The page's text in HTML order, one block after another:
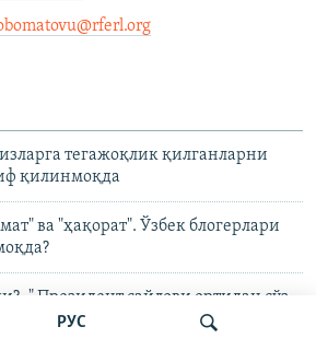
РУС
тегажоқлик қилганларни
қилинмоқда
ва "ҳақорат". Ўзбек блогерлари
Президент сайлови ортидан сўз